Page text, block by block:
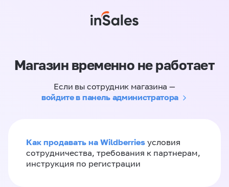
Магазин временно не работает
Если вы сотрудник магазина —
войдите в панель администратора
Как продавать на Wildberries условия
сотрудничества, требования к партнерам,
инструкция по регистрации